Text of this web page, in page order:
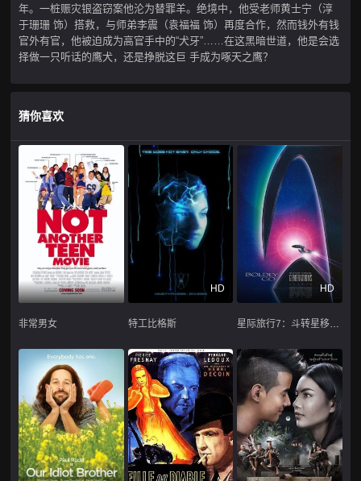
年。一桩赈灾银盗窃案他沦为替罪羊。绝境中，他受老师黄士宁（淳
于珊珊 饰）搭救，与师弟李震（袁福福 饰）再度合作，然而钱外有钱
官外有官，他被迫成为高官手中的“犬牙”……在这黑暗世道，他是会选
择做一只听话的鹰犬，还是挣脱这巨 手成为啄天之鹰？
猜你喜欢
非常男女
HD
特工比格斯
HD
星际旅行7：斗转星移国语